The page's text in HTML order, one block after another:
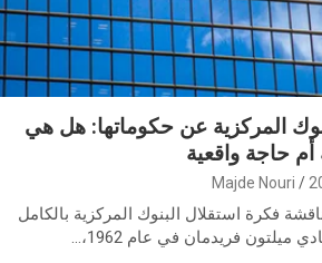
المركزية عن حكوماتها: هل هي
حاجة واقعية
Majde Nouri
فكرة استقلال البنوك المركزية بالكامل
ميلتون فريدمان في عام 1962،…